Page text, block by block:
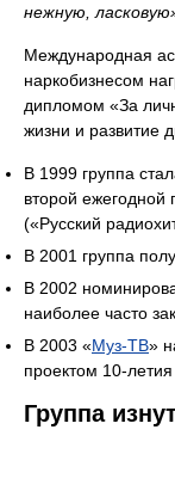
нежную,
Международная
наркобизнесом
дипломом «За
жизни и развитие
В 1999 группа
второй ежегодной
(«Русский
В 2001 группа
В 2002
наиболее часто
В 2003 «Муз-ТВ»
проектом 10-летия
Группа